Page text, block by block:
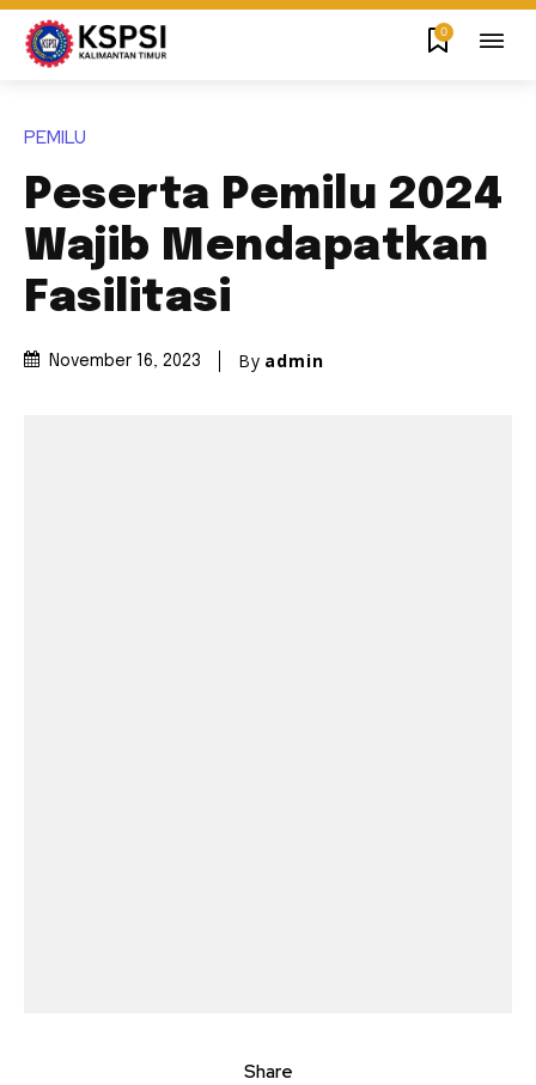
0
PEMILU
Peserta Pemilu 2024
Wajib Mendapatkan
Fasilitasi
November 16, 2023 By admin
Share